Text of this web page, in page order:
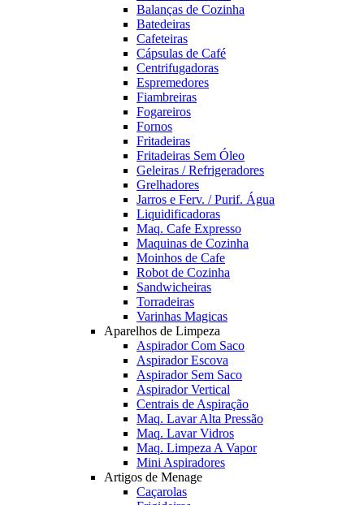
Balanças de Cozinha
Batedeiras
Cafeteiras
Cápsulas de Café
Centrifugadoras
Espremedores
Fiambreiras
Fogareiros
Fornos
Fritadeiras
Fritadeiras Sem Óleo
Geleiras / Refrigeradores
Grelhadores
Jarros e Ferv. / Purif. Água
Liquidificadoras
Maq. Cafe Expresso
Maquinas de Cozinha
Moinhos de Cafe
Robot de Cozinha
Sandwicheiras
Torradeiras
Varinhas Magicas
Aparelhos de Limpeza
Aspirador Com Saco
Aspirador Escova
Aspirador Sem Saco
Aspirador Vertical
Centrais de Aspiração
Maq. Lavar Alta Pressão
Maq. Lavar Vidros
Maq. Limpeza A Vapor
Mini Aspiradores
Artigos de Menage
Caçarolas